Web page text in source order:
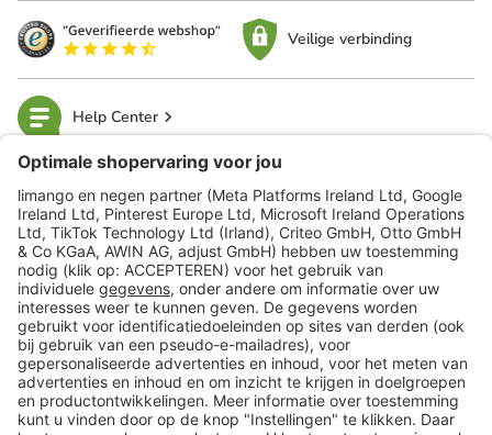
Veilige verbinding
Help Center
limango
Veilig winkelen
Klantenservice
Shop
Acties